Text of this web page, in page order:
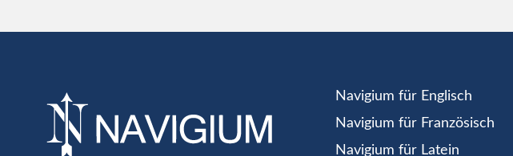
Navigium für Englisch
Navigium für Französisch
Navigium für Latein